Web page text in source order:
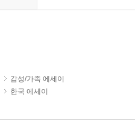
감성/가족 에세이
한국 에세이